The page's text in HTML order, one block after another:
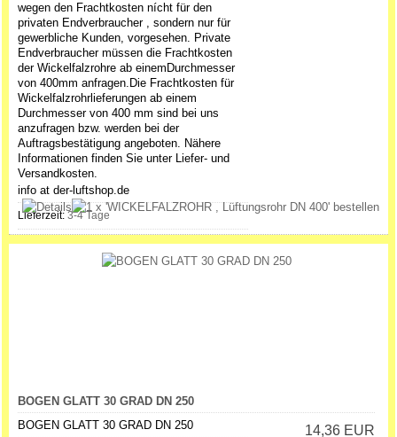
wegen den Frachtkosten nícht für den
privaten Endverbraucher , sondern nur für
gewerbliche Kunden, vorgesehen. Private
Endverbraucher müssen die Frachtkosten
der Wickelfalzrohre ab einemDurchmesser
von 400mm anfragen.Die Frachtkosten für
Wickelfalzrohrlieferungen ab einem
Durchmesser von 400 mm sind bei uns
anzufragen bzw. werden bei der
Auftragsbestätigung angeboten. Nähere
Informationen finden Sie unter Liefer- und
Versandkosten.
info at der-luftshop.de
Lieferzeit: 3-4 Tage
BOGEN GLATT 30 GRAD DN 250
BOGEN GLATT 30 GRAD DN 250
14,36 EUR